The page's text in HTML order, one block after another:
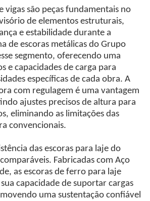
vigas são peças fundamentais no
de elementos estruturais,
e estabilidade durante a
de escoras metálicas do Grupo
segmento, oferecendo uma
e capacidades de carga para
específicas de cada obra. A
com regulagem é uma vantagem
ajustes precisos de altura para
eliminando as limitações das
convencionais.
das escoras para laje do
Fabricadas com Aço
as escoras de ferro para laje
capacidade de suportar cargas
uma sustentação confiável